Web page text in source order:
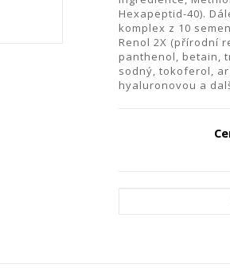
Hexapeptid-40).
komplex z 10
Renol 2X (přírodní
panthenol, betain,
sodný, tokoferol,
hyaluronovou a